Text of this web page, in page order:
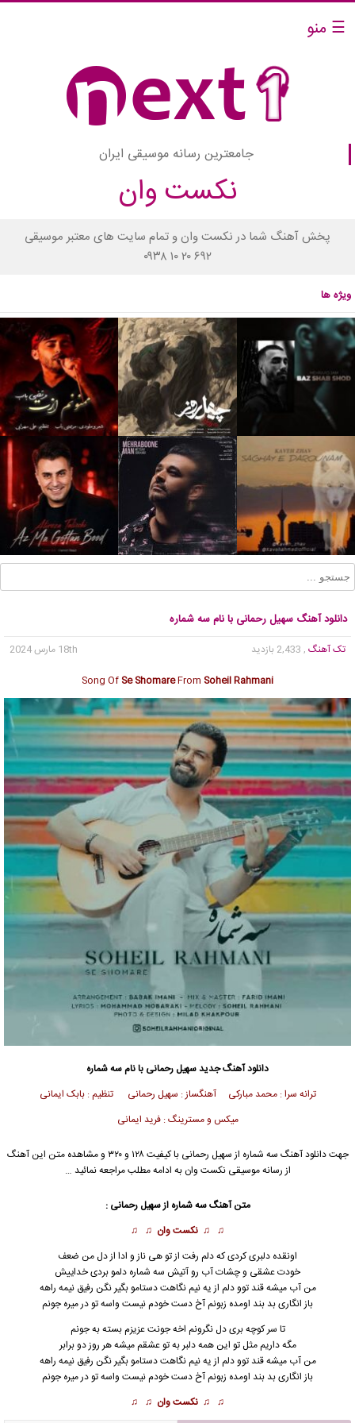
☰ منو
جامعترین رسانه موسیقی ایران
نکست وان
پخش آهنگ شما در نکست وان و تمام سایت های معتبر موسیقی
۰۹۳۸ ۱۰ ۲۰ ۶۹۲
ویژه ها
دانلود آهنگ سهیل رحمانی با نام سه شماره
تک آهنگ , 2,433 بازدید
18th مارس 2024
Song Of Se ShomareFrom Soheil Rahmani
دانلود آهنگ جدیدسهیل رحمانی با نام سه شماره
ترانه سرا : محمد مبارکی آهنگساز : سهیل رحمانیتنظیم : بابک ایمانی
میکس و مسترینگ : فرید ایمانی
جهت دانلود آهنگ سه شماره از سهیل رحمانی
با کیفیت ۱۲۸ و ۳۲۰ و مشاهده متن این آهنگ
از رسانه موسیقی نکست وان به ادامه مطلب مراجعه نمائید …
متن آهنگ سه شماره ازسهیل رحمانی :
♫ ♫ نکست وان ♫ ♫
اونقده دلبری کردی که دلم رفت از تو هی ناز و ادا از دل من ضعف
خودت عشقی و چشات آب رو آتیش سه شماره دلمو بردی خداییش
من آب میشه قند توو دلم از یه نیم نگاهت دستامو بگیر نگن رفیق نیمه راهه
باز انگاری بد بند اومده زبونم آخ دست خودم نیست واسه تو در میره جونم
تا سر کوچه بری دل نگرونم اخه جونت عزیزم بسته به جونم
مگه داریم مثل تو این همه دلبر به تو عشقم میشه هر روز دو برابر
من آب میشه قند توو دلم از یه نیم نگاهت دستامو بگیر نگن رفیق نیمه راهه
باز انگاری بد بند اومده زبونم آخ دست خودم نیست واسه تو در میره جونم
♫ ♫ نکست وان ♫ ♫